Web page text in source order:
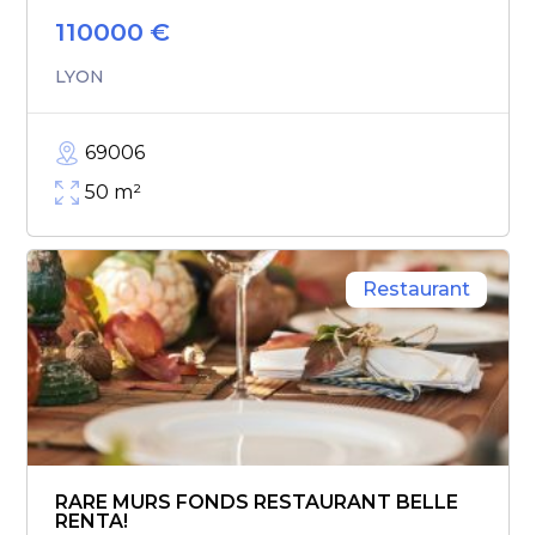
110000 €
LYON
69006
50 m²
Restaurant
RARE MURS FONDS RESTAURANT BELLE
RENTA!